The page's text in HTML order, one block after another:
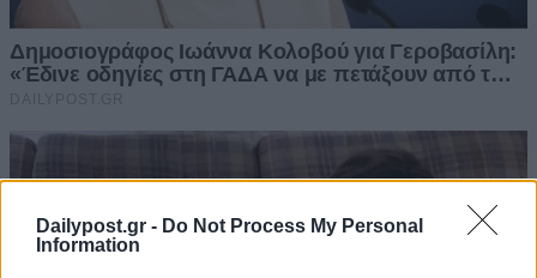
Dailypost.gr - Do Not Process My Personal
Information